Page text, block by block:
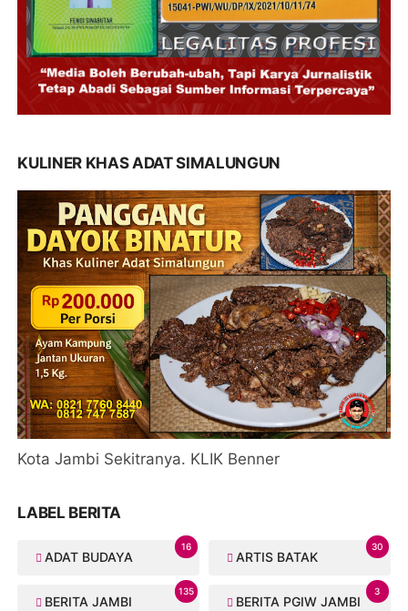
KULINER KHAS ADAT SIMALUNGUN
Kota Jambi Sekitranya. KLIK Benner
LABEL BERITA
ADAT BUDAYA
16
ARTIS BATAK
30
BERITA JAMBI
135
BERITA PGIW JAMBI
3